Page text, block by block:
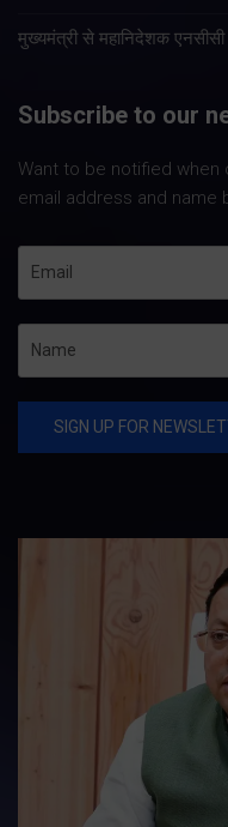
मुख्यमंत्री से महानिदेशक एनसीसी
Subscribe to our
Want to be notified when
email address and name